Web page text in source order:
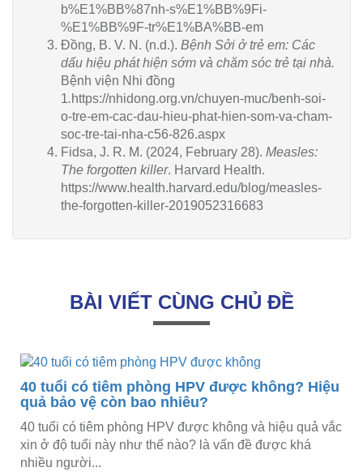
b%E1%BB%87nh-s%E1%BB%9Fi-
%E1%BB%9F-tr%E1%BA%BB-em
Đồng, B. V. N. (n.d.). Bệnh Sởi ở trẻ em: Các
dấu hiệu phát hiện sớm và chăm sóc trẻ tại nhà.
Bệnh viện Nhi đồng
1.https://nhidong.org.vn/chuyen-muc/benh-soi-
o-tre-em-cac-dau-hieu-phat-hien-som-va-cham-
soc-tre-tai-nha-c56-826.aspx
Fidsa, J. R. M. (2024, February 28). Measles:
The forgotten killer. Harvard Health.
https://www.health.harvard.edu/blog/measles-
the-forgotten-killer-2019052316683
BÀI VIẾT CÙNG CHỦ ĐỀ
40 tuổi có tiêm phòng HPV được không? Hiệu
quả bảo vệ còn bao nhiêu?
40 tuổi có tiêm phòng HPV được không và hiệu quả vắc
xin ở độ tuổi này như thế nào? là vấn đề được khá
nhiều người...